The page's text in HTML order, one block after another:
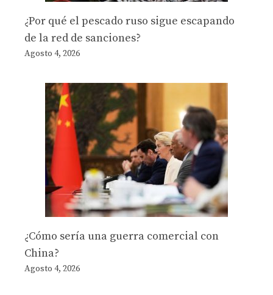
¿Por qué el pescado ruso sigue escapando
de la red de sanciones?
Agosto 4, 2026
¿Cómo sería una guerra comercial con
China?
Agosto 4, 2026